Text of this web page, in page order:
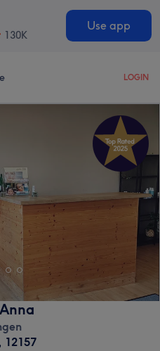
130K
Use app
LOGIN
12157